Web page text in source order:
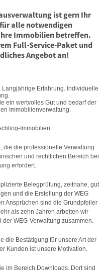
ist gern Ihr
alle notwendigen
Immobilien betreffen.
Full-Service-Paket und
Angebot an!
Erfahrung. Individuelle
ein wertvolles Gut und bedarf der
Immobilienverwaltung.
Immobilien
die die professionelle Verwaltung
und rechtlichen Bereich bei
erfordert.
Belegprüfung, zeitnahe, gut
und die Erstellung der WEG
Ansprüchen sind die Grundpfeiler
als zehn Jahren arbeiten wir
WEG-Verwaltung zusammen.
die Bestätigung für unsere Art der
Kunden ist unsere Motivation.
im Bereich Downloads. Dort sind